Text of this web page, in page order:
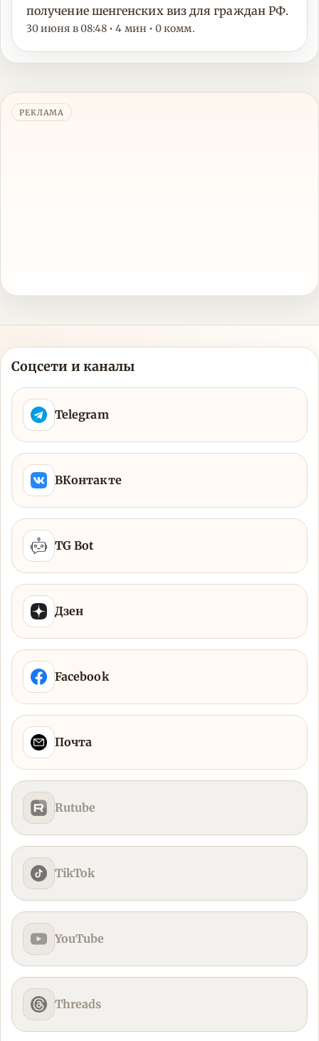
получение шенгенских виз для граждан РФ.
30 июня в 08:48 • 4 мин • 0 комм.
РЕКЛАМА
Соцсети и каналы
Telegram
ВКонтакте
TG Bot
Дзен
Facebook
Почта
Rutube
TikTok
YouTube
Threads